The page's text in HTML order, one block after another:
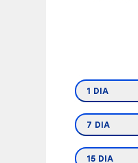
1 DIA
7 DIA
15 DIA